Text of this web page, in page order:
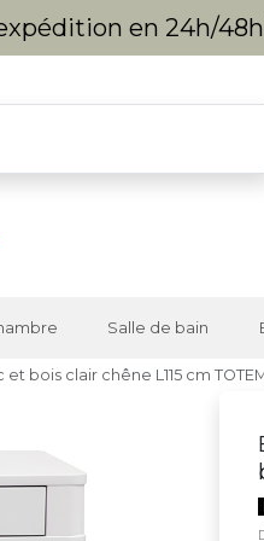
en 24h/
Salle de bain
bois clair chêne L115 cm